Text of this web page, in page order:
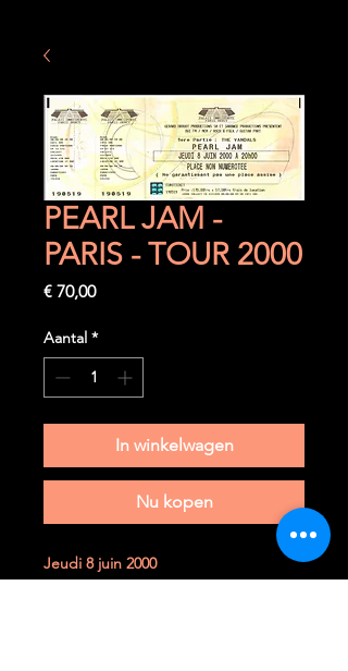
PEARL JAM -
PARIS - TOUR 2000
€ 70,00Prijs
Aantal *
In winkelwagen
Nu kopen
Jeudi 8 juin 2000